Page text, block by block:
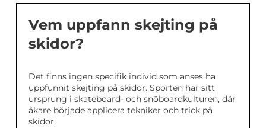
Vem uppfann skejting på
skidor?
Det finns ingen specifik individ som anses ha
uppfunnit skejting på skidor. Sporten har sitt
ursprung i skateboard- och snöboardkulturen, där
åkare började applicera tekniker och trick på
skidor.